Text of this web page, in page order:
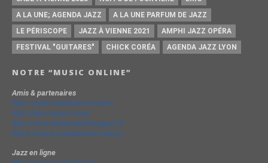
A LA UNE; AGENDA JAZZ
A LA UNE PARFUM DE JAZZ
LE PÉRISCOPE
JAZZ À VIENNE 2021
AMPHI JAZZ OPÉRA
FESTIVAL "GUITARES"
CHICK CORÉA AGENDA JAZZ LYON
NOTRE “MUSIC ONLINE”
Amis & partenaires
https://groovesidestory.com/
http://lyon-music.com/
http://chrischarpenel.blogspot.fr
https://www.yvesdorison.net/q-r
Jazz en ligne